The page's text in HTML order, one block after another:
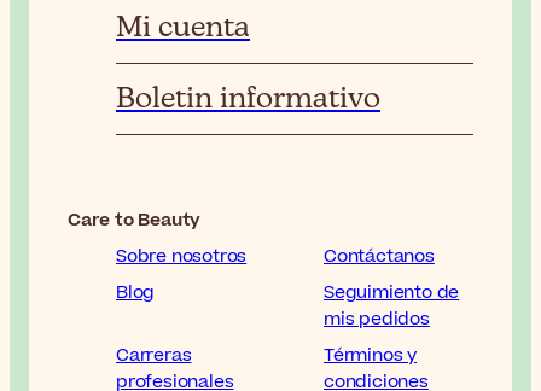
Mi cuenta
Boletin informativo
Care to Beauty
Sobre nosotros
Contáctanos
Blog
Seguimiento de
mis pedidos
Carreras
profesionales
Términos y
condiciones